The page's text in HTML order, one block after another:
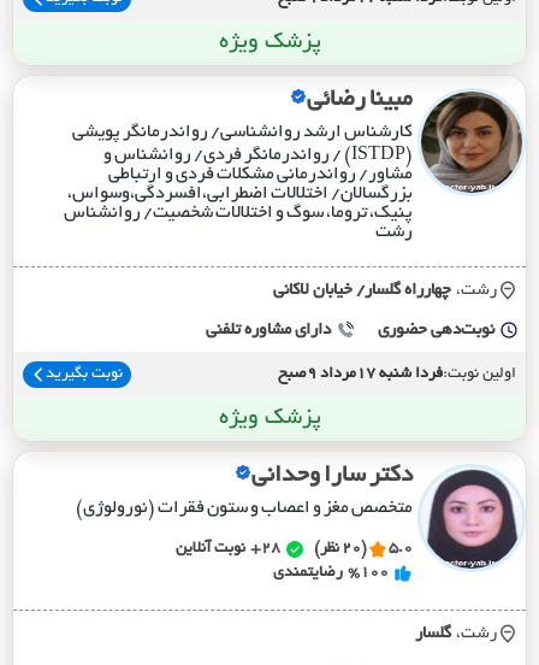
پزشک ویژه
مبینا رضائی
کارشناس ارشد روانشناسی/ رواندرمانگر پویشی
(ISTDP) / رواندرمانگر فردی/ روانشناس و
مشاور/ رواندرمانی مشکلات فردی و ارتباطی
بزرگسالان/ اختلالات اضطرابی،افسردگی،وسواس،
پنیک، تروما، سوگ و اختلالات شخصیت/ روانشناس
رشت
رشت، چهارراه گلسار/ خيابان لاکاني
نوبت‌دهی حضوری دارای مشاوره تلفنی
اولین نوبت:فردا شنبه 17مرداد 9صبح نوبت بگیرید
پزشک ویژه
دکتر سارا وحدانی
متخصص مغز و اعصاب و ستون فقرات (نورولوژی)
5.0 (20 نظر) 28+
نوبت آنلاین
%100 رضایتمندی
رشت، گلسار